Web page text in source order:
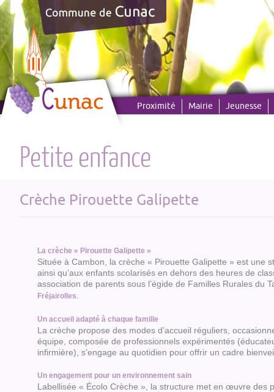
Proximité Mairie Jeunesse
Petite enfance
Crèche Pirouette Galipette
La crèche « Pirouette Galipette »
Située à Cambon, la crèche « Pirouette Galipette » est une
ainsi qu’aux enfants scolarisés en dehors des heures de
association de parents sous l’égide de Familles Rurales du
Fréjairolles
Un accueil adapté à chaque famille
La crèche propose des modes d’accueil réguliers,
équipe, composée de professionnels expérimentés
infirmière), s’engage au quotidien pour offrir un cadre
Un engagement pour un environnement sain
Labellisée « Écolo Crèche », la structure met en œuvre des
Panneau de gestion des cookies